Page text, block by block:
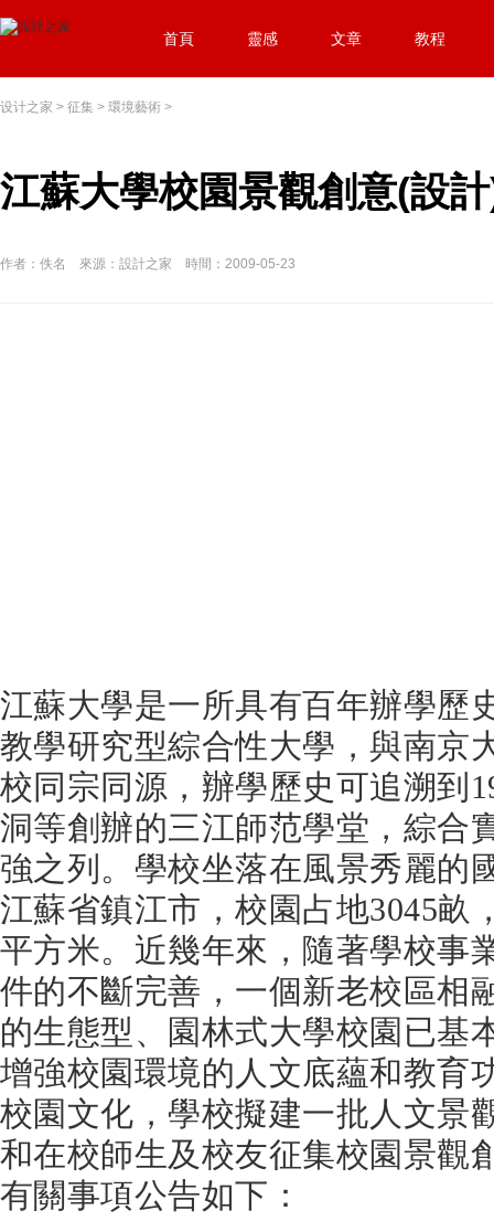
首頁 靈感 文章 教程
设计之家 > 征集 > 環境藝術 >
江蘇大學校園景觀創意(設
作者：佚名 來源：設計之家 時間：2009-05-23
江蘇大學是一所具有百年辦學歷
教學研究型綜合性大學，與南京
校同宗同源，辦學歷史可追溯到
洞等創辦的三江師范學堂，綜合
強之列。學校坐落在風景秀麗的
江蘇省鎮江市，校園占地3045畝
平方米。近幾年來，隨著學校事
件的不斷完善，一個新老校區相
的生態型、園林式大學校園已基
增強校園環境的人文底蘊和教育
校園文化，學校擬建一批人文景
和在校師生及校友征集校園景觀
有關事項公告如下：